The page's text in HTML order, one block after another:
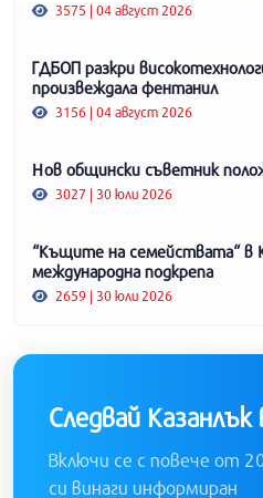
3575 | 04 август 2026
ГДБОП разкри
произвеждала фентанил
3156 | 04 август 2026
Нов общински съветник
3027 | 30 юли 2026
“Къщите на семействата“ в
международна подкрепа
2659 | 30 юли 2026
Следвай
Включи се с повече от
си винаги информиран